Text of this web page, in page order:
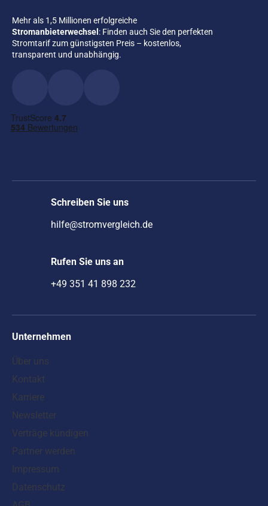
Mehr als 1,5 Millionen erfolgreiche
Stromanbieterwechsel : Finden auch Sie den perfekten
Stromtarif zum günstigsten Preis – kostenlos,
transparent und unabhängig.
Schreiben Sie uns
hilfe@stromvergleich.de
Rufen Sie uns an
+49 351 41 898 232
Unternehmen
Über uns
Kontakt
Karriere
Newsletter
Verträge kündigen
Partner werden
Impressum
Datenschutz